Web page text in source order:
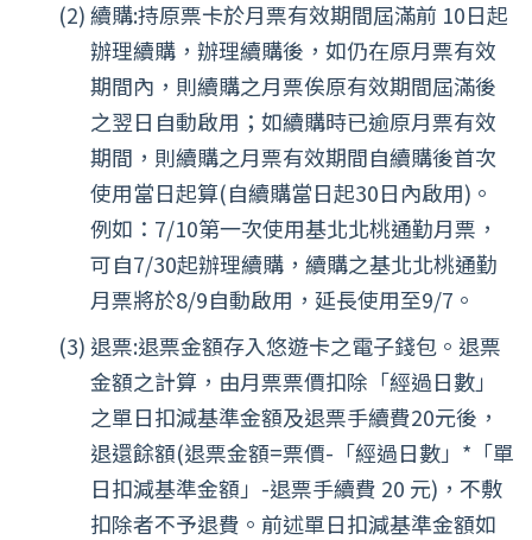
續購:持原票卡於月票有效期間屆滿前 10日起
辦理續購，辦理續購後，如仍在原月票有效
期間內，則續購之月票俟原有效期間屆滿後
之翌日自動啟用；如續購時已逾原月票有效
期間，則續購之月票有效期間自續購後首次
使用當日起算(自續購當日起30日內啟用)。
例如：7/10第一次使用基北北桃通勤月票，
可自7/30起辦理續購，續購之基北北桃通勤
月票將於8/9自動啟用，延長使用至9/7。
退票:退票金額存入悠遊卡之電子錢包。退票
金額之計算，由月票票價扣除「經過日數」
之單日扣減基準金額及退票手續費20元後，
退還餘額(退票金額=票價-「經過日數」*「單
日扣減基準金額」-退票手續費 20 元)，不敷
扣除者不予退費。前述單日扣減基準金額如